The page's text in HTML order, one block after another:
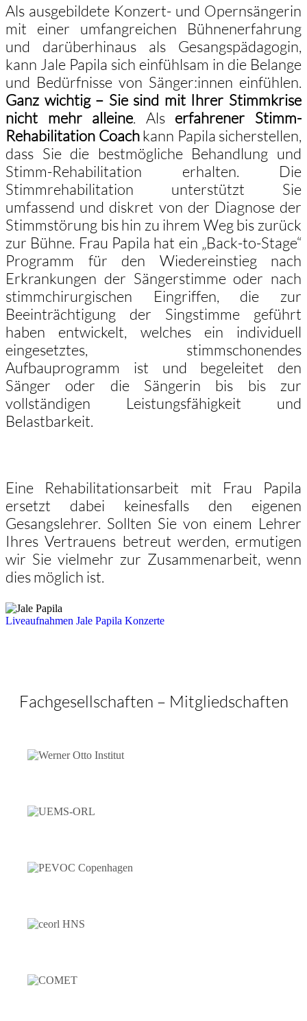
Als ausgebildete Konzert- und Opernsängerin
mit einer umfangreichen Bühnenerfahrung
und darüberhinaus als Gesangspädagogin,
kann Jale Papila sich einfühlsam in die Belange
und Bedürfnisse von Sänger:innen einfühlen.
Ganz wichtig – Sie sind mit Ihrer Stimmkrise
nicht mehr alleine. Als erfahrener Stimm-
Rehabilitation Coachkann Papila sicherstellen,
dass Sie die bestmögliche Behandlung und
Stimm-Rehabilitation erhalten. Die
Stimmrehabilitation unterstützt Sie
umfassend und diskret von der Diagnose der
Stimmstörung bis hin zu ihrem Weg bis zurück
zur Bühne. Frau Papila hat ein „Back-to-Stage“
Programm für den Wiedereinstieg nach
Erkrankungen der Sängerstimme oder nach
stimmchirurgischen Eingriffen, die zur
Beeinträchtigung der Singstimme geführt
haben entwickelt, welches ein individuell
eingesetztes, stimmschonendes
Aufbauprogramm ist und begeleitet den
Sänger oder die Sängerin bis bis zur
vollständigen Leistungsfähigkeit und
Belastbarkeit.
Eine Rehabilitationsarbeit mit Frau Papila
ersetzt dabei keinesfalls den eigenen
Gesangslehrer. Sollten Sie von einem Lehrer
Ihres Vertrauens betreut werden, ermutigen
wir Sie vielmehr zur Zusammenarbeit, wenn
dies möglich ist.
Liveaufnahmen Jale Papila Konzerte
Fachgesellschaften – Mitgliedschaften